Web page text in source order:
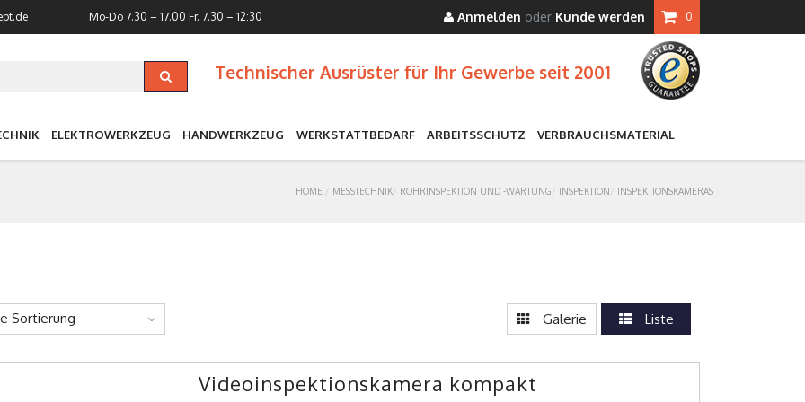
Mo-Do 7.30 – 17.00 Fr. 7.30 – 12:30 Anmelden oder Kunde werden 0
Technischer Ausrüster für Ihr Gewerbe seit 2001
ELEKTROWERKZEUG HANDWERKZEUG WERKSTATTBEDARF ARBEITSSCHUTZ VERBRAUCHSMATERIAL
HOME MESSTECHNIK ROHRINSPEKTION UND -WARTUNG INSPEKTION INSPEKTIONSKAMERAS
Sortierung Galerie Liste
Videoinspektionskamera kompakt